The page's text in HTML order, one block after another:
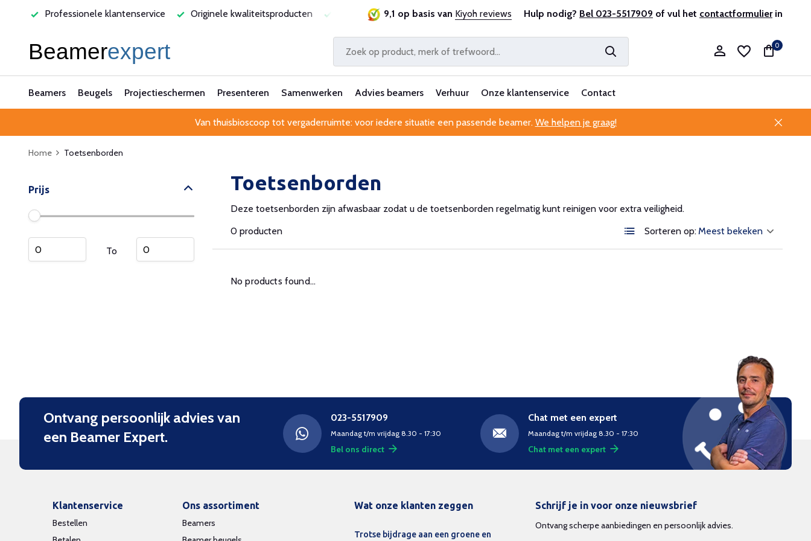
Professionele klantenservice Originele kwaliteitsproducten Laagste prijsgarantie Al 25 jaar betrouwbaar en ervaren Professionele klantenservice
9,1 op basis van Kiyoh reviews Hulp nodig? Bel 023-5517909 of vul het contactformulierin
0
Beamers Beugels Projectieschermen Presenteren Samenwerken Advies beamers Verhuur Onze klantenservice Contact
Van thuisbioscoop tot vergaderruimte: voor iedere situatie een passende beamer. We helpen je graag!
Home Toetsenborden
Prijs
To
Toetsenborden
Deze toetsenborden zijn afwasbaar zodat u de toetsenborden regelmatig kunt reinigen voor extra veiligheid.
0 producten
Sorteren op:
No products found...
Ontvang persoonlijk advies van
een Beamer Expert.
023-5517909
Maandag t/m vrijdag 8.30 - 17:30
Bel ons direct
Chat met een expert
Maandag t/m vrijdag 8.30 - 17:30
Chat met een expert
Klantenservice
Bestellen
Ons assortiment
Beamers
Wat onze klanten zeggen
Trotse bijdrage aan een groene en
Schrijf je in voor onze nieuwsbrief
Ontvang scherpe aanbiedingen en persoonlijk advies.